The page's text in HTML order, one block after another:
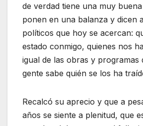
de verdad tiene una muy
ponen en una balanza y dicen
políticos que hoy se acercan:
estado conmigo, quienes nos
igual de las obras y programas
gente sabe quién se los ha
Recalcó su aprecio y que a
años se siente a plenitud, que